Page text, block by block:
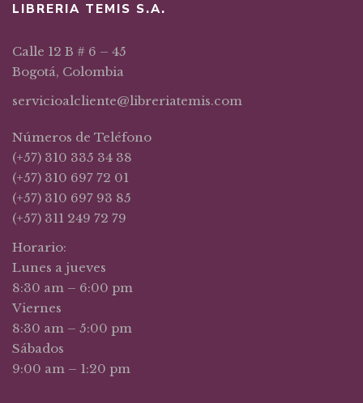
LIBRERIA TEMIS S.A.
Calle 12 B # 6 – 45
Bogotá, Colombia
servicioalcliente@libreriatemis.com
Números de Teléfono
(+57) 310 335 34 38
(+57) 310 697 72 01
(+57) 310 697 93 85
(+57) 311 249 72 79
Horario:
Lunes a jueves
8:30 am – 6:00 pm
Viernes
8:30 am – 5:00 pm
Sábados
9:00 am – 1:20 pm